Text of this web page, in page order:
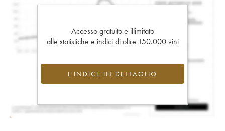
Accesso gratuito e illimitato
alle statistiche e indici di oltre 150.000 vini
L'INDICE IN DETTAGLIO